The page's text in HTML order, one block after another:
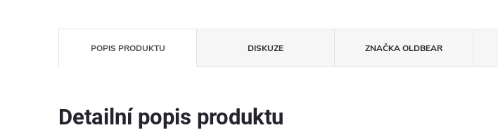
POPIS PRODUKTU DISKUZE ZNAČKAOLDBEAR
Detailní popis produktu